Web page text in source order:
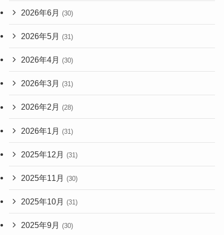
2026年6月 (30)
2026年5月 (31)
2026年4月 (30)
2026年3月 (31)
2026年2月 (28)
2026年1月 (31)
2025年12月 (31)
2025年11月 (30)
2025年10月 (31)
2025年9月 (30)